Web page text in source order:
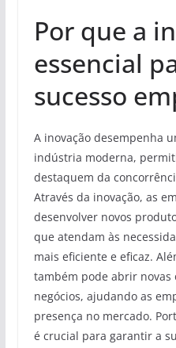
Por que a
essencial
sucesso
A inovação desempenha
indústria moderna,
destaquem da
Através da inovação, as
desenvolver novos
que atendam às
mais eficiente e eficaz.
também pode abrir novas
negócios, ajudando as
presença no mercado.
é crucial para garantir a